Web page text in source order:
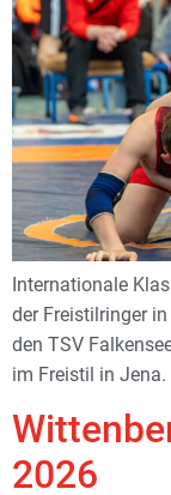
Internationale
der Freistilringer
den TSV
im Freistil in Jena.
2026